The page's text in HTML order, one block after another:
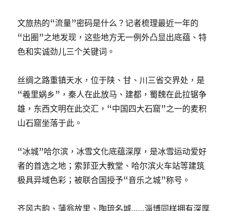
文旅热的“流量”密码是什么？记者梳理最近一年的
“出圈”之地发现，这些地方无一例外凸显出底蕴、特
色和实诚劲儿三个关键词。
丝绸之路重镇天水，位于陕、甘、川三省交界处，是
“羲里娲乡”，秦人在此放马、建都，蜀魏在此拉锯争
雄，东西文明在此交汇，“中国四大石窟”之一的麦积
山石窟坐落于此。
“冰城”哈尔滨，冰雪文化底蕴深厚，是冰雪运动爱好
者的首选之地；索菲亚大教堂、哈尔滨火车站等建筑
极具异域色彩；被联合国授予“音乐之城”称号。
齐风古韵、蒲翁故里、陶琉名城……淄博同样拥有深厚